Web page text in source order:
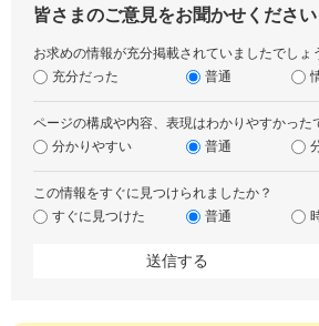
皆さまのご意見をお聞かせください
お求めの情報が充分掲載されていましたでしょ
充分だった
普通
ページの構成や内容、表現はわかりやすかった
分かりやすい
普通
この情報をすぐに見つけられましたか？
すぐに見つけた
普通